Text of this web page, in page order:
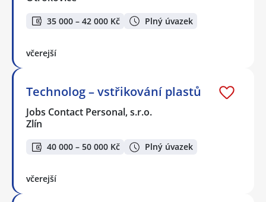
35 000 – 42 000 Kč Plný úvazek
včerejší
Technolog – vstřikování plastů
Jobs Contact Personal, s.r.o.
Zlín
40 000 – 50 000 Kč Plný úvazek
včerejší